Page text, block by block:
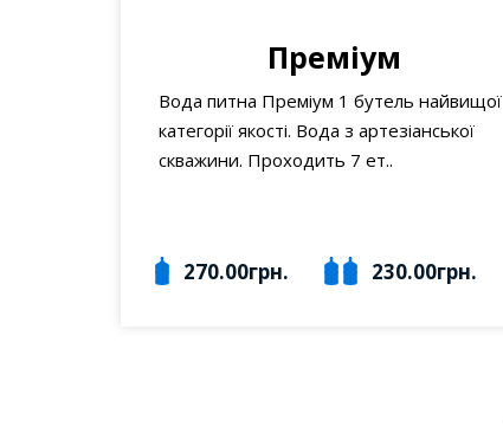
Преміум
Вода питна Преміум 1 бутель найвищої
категорії якості. Вода з артезіанської
скважини. Проходить 7 ет..
270.00грн. 230.00грн.